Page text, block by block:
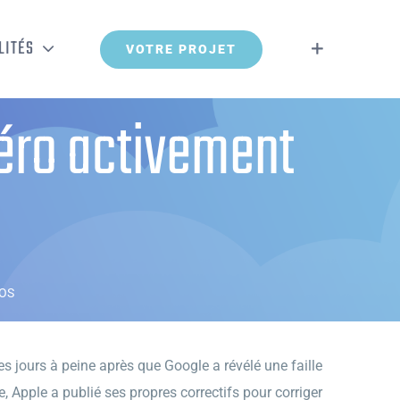
VOTRE PROJET
activement
jours à peine après que Google a révélé une faille
Apple a publié ses propres correctifs pour corriger